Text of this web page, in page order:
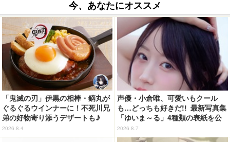
今、あなたにオススメ
「鬼滅の刃」伊黒の相棒・鏑丸が
ぐるぐるウインナーに！不死川兄
弟の好物寄り添うデザートも♪
「ジョイフル」コラボ第3弾・第4
弾決定【8月18日～】
2026.8.4
声優・小倉唯、可愛いもクール
も…どっちも好きだ!! 最新写真集
「ゆいま～る」4種類の表紙を公
開！「成長した私の姿を楽しんで
いただけたら」
2026.8.7